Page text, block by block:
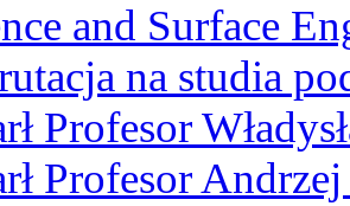
and Surface
na studia
Profesor
Profesor